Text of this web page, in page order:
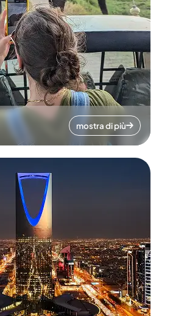
mostra di più